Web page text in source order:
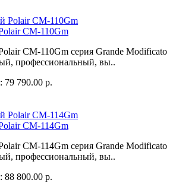
CM-110Gm
CM-110Gm серия Grande Modificato
профессиональный, вы..
790.00 р.
CM-114Gm
CM-114Gm серия Grande Modificato
профессиональный, вы..
800.00 р.